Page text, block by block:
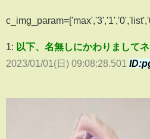
1: 以下、名無しにかわりまして
2023/01/01(日) 09:08:28.501